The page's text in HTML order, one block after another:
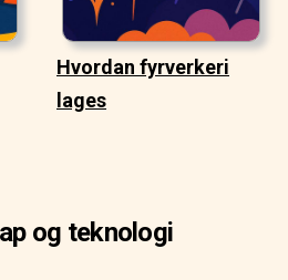
Hvordan fyrverkeri
lages
og teknologi